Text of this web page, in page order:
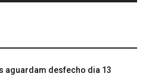
aguardam desfecho dia 13